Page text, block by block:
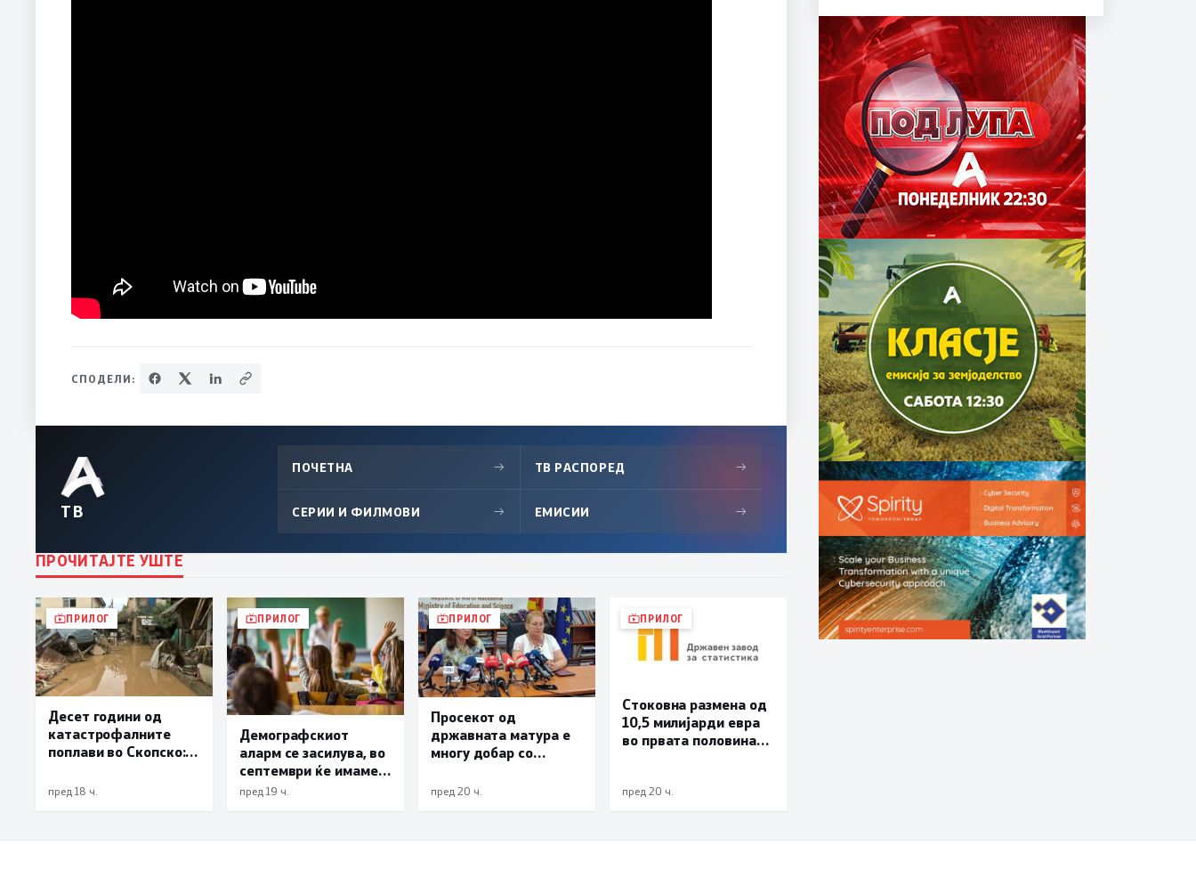
СПОДЕЛИ:
ТВ
ПОЧЕТНА → ТВ РАСПОРЕД →
СЕРИИ И ФИЛМОВИ → ЕМИСИИ →
ПРОЧИТАЈТЕ УШТЕ
ПРИЛОГ
Десет години од
катастрофалните
поплави во Скопско:
22 лица
пред 18 ч.
ПРИЛОГ
Демографскиот
аларм се засилува, во
септември ќе имаме
најмалку 3.000
пред 19 ч.
ПРИЛОГ
Просекот од
државната матура е
многу добар со
пред 20 ч.
ПРИЛОГ
Стоковна размена од
10,5 милијарди евра
во првата половина
зголемува извозот
пред 20 ч.